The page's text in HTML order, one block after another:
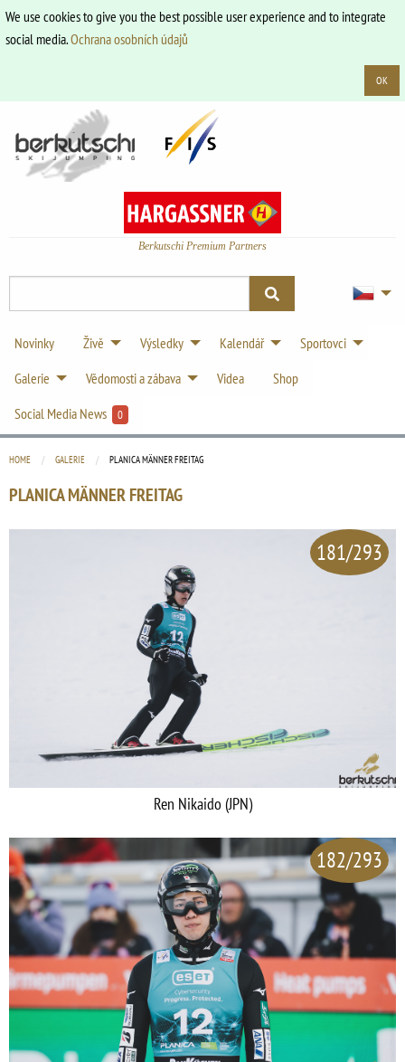
We use cookies to give you the best possible user experience and to integrate
social media.Ochrana osobních údajů
OK
Berkutschi Premium Partners
Novinky Živě Výsledky Kalendář
Sportovci
Galerie
Vědomosti a zábava Videa
Shop
Social Media News
0
HOME GALERIE CURRENT:
PLANICA MÄNNER FREITAG
PLANICA MÄNNER FREITAG
181/293
Ren Nikaido (JPN)
182/293